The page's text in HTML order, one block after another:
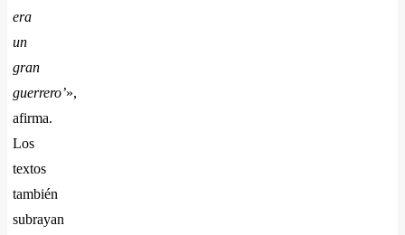
era
un
gran
guerrero’»,
afirma.
Los
textos
también
subrayan